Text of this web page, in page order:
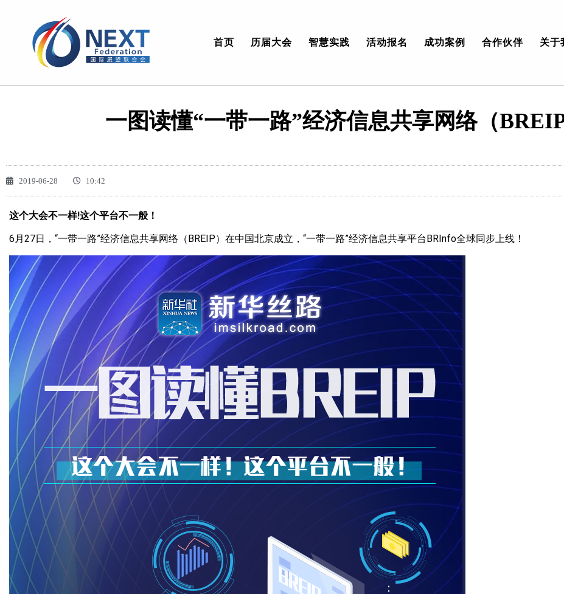
首页 历届大会 智慧实践 活动报名 成功案例 合作伙伴 关于
一图读懂“一带一路”经济信息共享网络（BREIP
2019-06-28 10:42
这个大会不一样!这个平台不一般！
6月27日，“一带一路”经济信息共享网络（BREIP）在中国北京成立，“一带一路”经济信息共享平台BRInfo全球同步上线！